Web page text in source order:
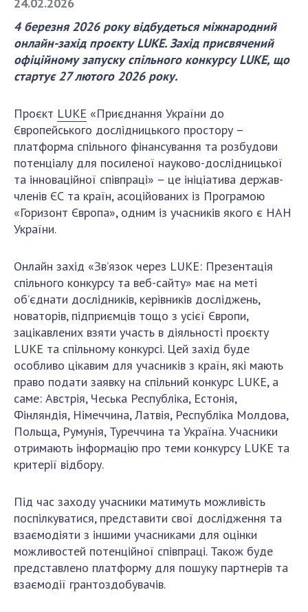
СТРУКТУРА
Президія НАН України
Секція фізико-технічних і математичних
наук
Секція хімічних і біологічних наук
Секція суспільних і гуманітарних наук
Установи при Президії
Ради, комітети та комісії
Наукові центри МОН та НАН України
ДІЯЛЬНІСТЬ
Засідання Президії НАН України
Сесії Загальних зборів НАН України
Річні звіти НАН України
Річні фінансові звіти НАН України
Наукові публікації та видавнича діяльність
Охорона прав інтелектуальної власності та
трансфер технологій в наукових установах
Наукові об'єкти, що становлять національне
надбання
Центри колективного користування
науковими приладами НАН України
Оцінювання ефективності діяльності
наукових установ
4 березня 2026 року відбудеться міжнародний
онлайн-захід проєкту LUKE. Захід присвячений
офіційному запуску спільного конкурсу LUKE, що
стартує 27 лютого 2026 року.
Проєкт LUKE «Приєднання України до
Європейського дослідницького простору –
платформа спільного фінансування та розбудови
потенціалу для посиленої науково-дослідницької
та інноваційної співпраці» – це ініціатива держав-
членів ЄС та країн, асоційованих із Програмою
«Горизонт Європа», одним із учасників якого є НАН
України.
Онлайн захід «Зв’язок через LUKE: Презентація
спільного конкурсу та веб-сайту» має на меті
об’єднати дослідників, керівників досліджень,
новаторів, підприємців тощо з усієї Європи,
зацікавлених взяти участь в діяльності проєкту
LUKE та спільному конкурсі. Цей захід буде
особливо цікавим для учасників з країн, які мають
право подати заявку на спільний конкурс LUKE, а
саме: Австрія, Чеська Республіка, Естонія,
Фінляндія, Німеччина, Латвія, Республіка Молдова,
Польща, Румунія, Туреччина та Україна. Учасники
отримають інформацію про теми конкурсу LUKE та
критерії відбору.
Під час заходу учасники матимуть можливість
поспілкуватися, представити свої дослідження та
взаємодіяти з іншими учасниками для оцінки
можливостей потенційної співпраці. Також буде
представлено платформу для пошуку партнерів та
взаємодії грантоздобувачів.